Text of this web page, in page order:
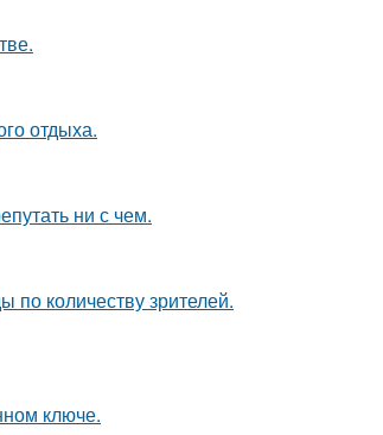
отдыха.
ни с чем.
количеству зрителей.
ключе.